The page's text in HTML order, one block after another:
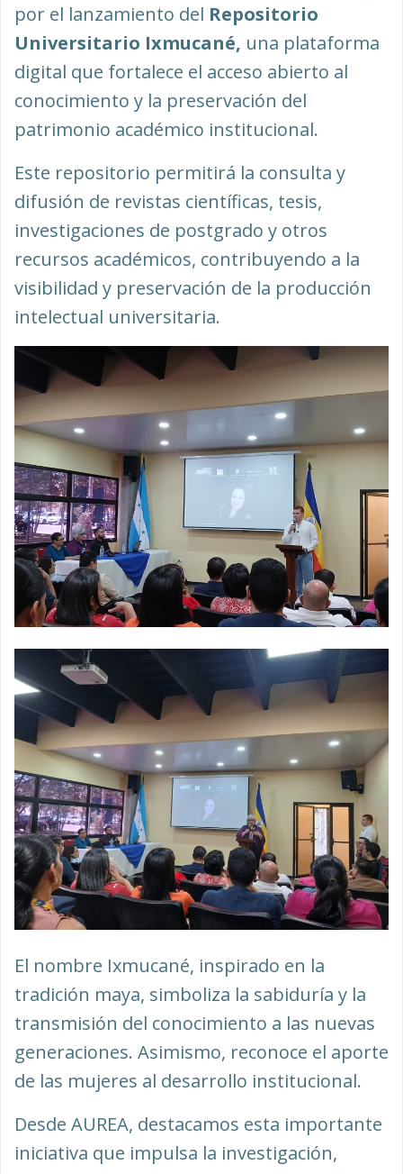
por el lanzamiento del Repositorio
Universitario Ixmucané, una plataforma
digital que fortalece el acceso abierto al
conocimiento y la preservación del
patrimonio académico institucional.
Este repositorio permitirá la consulta y
difusión de revistas científicas, tesis,
investigaciones de postgrado y otros
recursos académicos, contribuyendo a la
visibilidad y preservación de la producción
intelectual universitaria.
El nombre Ixmucané, inspirado en la
tradición maya, simboliza la sabiduría y la
transmisión del conocimiento a las nuevas
generaciones. Asimismo, reconoce el aporte
de las mujeres al desarrollo institucional.
Desde AUREA, destacamos esta importante
iniciativa que impulsa la investigación,